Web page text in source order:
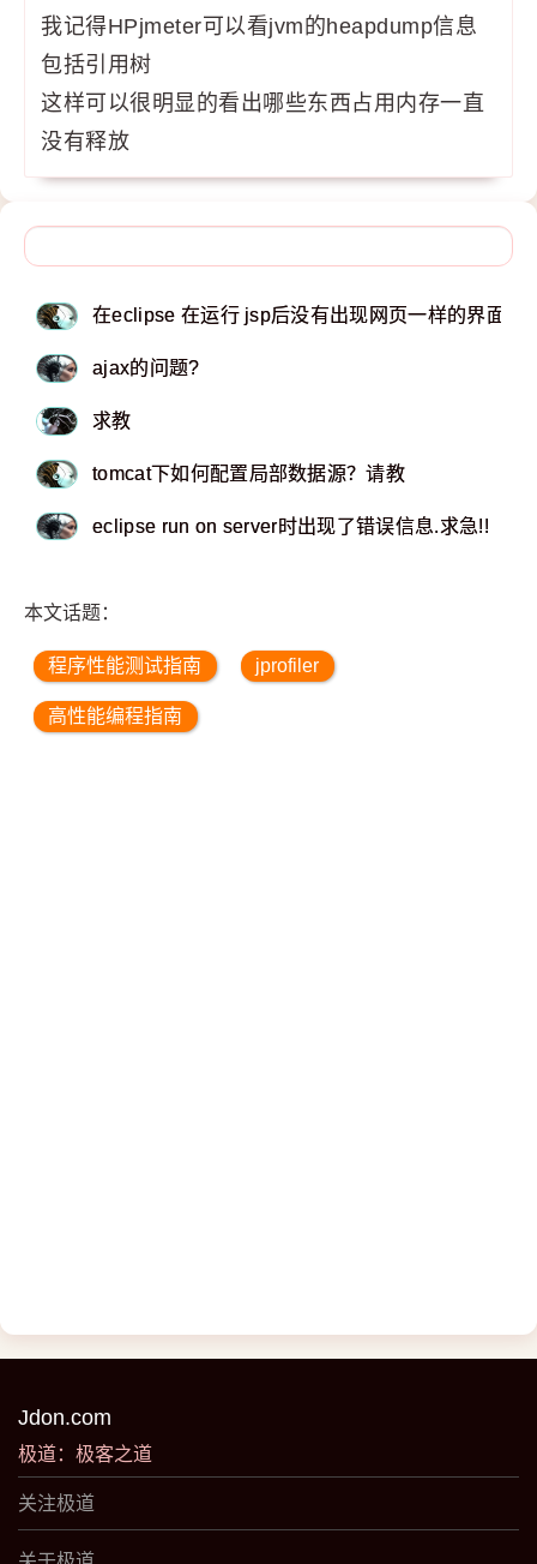
我记得HPjmeter可以看jvm的heapdump信息
包括引用树
这样可以很明显的看出哪些东西占用内存一直
没有释放
在eclipse 在运行 jsp后没有出现网页一样的界面
ajax的问题?
求教
tomcat下如何配置局部数据源？请教
eclipse run on server时出现了错误信息.求急!!
本文话题：
程序性能测试指南 jprofiler
高性能编程指南
Jdon.com
极道：极客之道
关注极道